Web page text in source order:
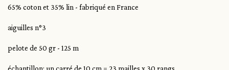
65% coton et 35% lin - fabriqué en France
aiguilles n°3
pelote de 50 gr - 125 m